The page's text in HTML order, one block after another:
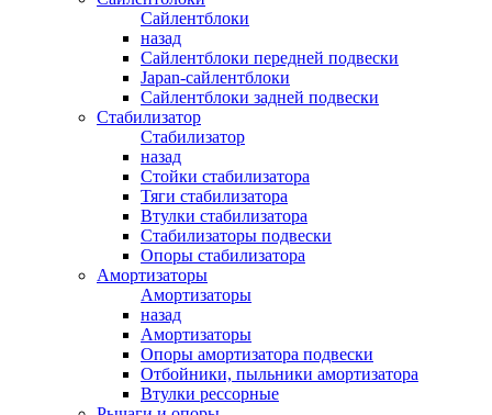
Сайлентблоки
назад
Сайлентблоки передней подвески
Japan-сайлентблоки
Сайлентблоки задней подвески
Стабилизатор
Стабилизатор
назад
Стойки стабилизатора
Тяги стабилизатора
Втулки стабилизатора
Стабилизаторы подвески
Опоры стабилизатора
Амортизаторы
Амортизаторы
назад
Амортизаторы
Опоры амортизатора подвески
Отбойники, пыльники амортизатора
Втулки рессорные